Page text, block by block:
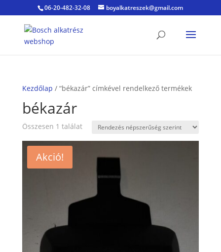
06-20-482-32-08 boyalkatreszek@gmail.com
Kezdőlap / “békazár” címkével rendelkező termékek
békazár
Összesen 1 találat
Akció!